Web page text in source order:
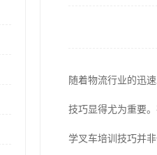
随着物流行业的迅
技巧显得尤为重要
学叉车培训技巧并